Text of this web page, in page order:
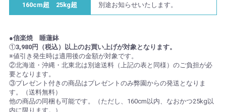
160cm超 25kg超 別途お知らせいたします。
●信楽焼 睡蓮鉢
①3,980円（税込）以上のお買い上げが対象となります。
※値引き発生時は適用後の金額が対象です。
②北海道・沖縄・北東北は別途送料（上記の表と同様）のご負担が必
要となります。
③プレゼント付きの商品はプレゼントのみ弊園からの発送となりま
す。（送料無料）
他の商品の同梱も可能です。（ただし、160cm以内、なおかつ25kg以
内に限ります。）